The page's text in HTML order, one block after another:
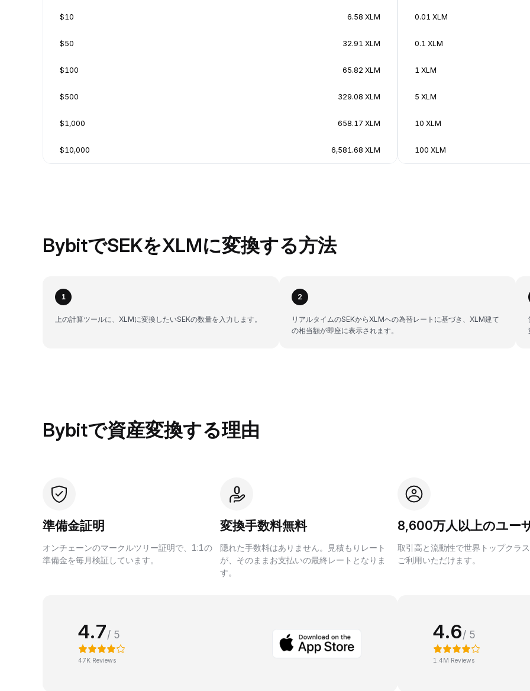
$10 6.58 XLM
$50 32.91 XLM
$100 65.82 XLM
$500 329.08 XLM
$1,000 658.17 XLM
$10,000 6,581.68 XLM
0.01 XLM
0.1 XLM
1 XLM
5 XLM
10 XLM
100 XLM
BybitでSEKをXLMに変換する方法
1
上の計算ツールに、XLMに変換したいSEKの数量を入力します。
2
リアルタイムのSEKからXLMへの為替レートに基づき、XLM建て
の相当額が即座に表示されます。
Bybitで資産変換する理由
準備金証明
オンチェーンのマークルツリー証明で、1:1の
準備金を毎月検証しています。
変換手数料無料
隠れた手数料はありません。見積もりレート
が、そのままお支払いの最終レートとなりま
す。
8,600万人以上のユー
取引高と流動性で世界トップクラ
ご利用いただけます。
4.7/ 5
47K Reviews
4.6/ 5
1.4M Reviews